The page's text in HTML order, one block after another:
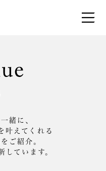
緒に、
叶えてくれる
ご紹介。
しています。